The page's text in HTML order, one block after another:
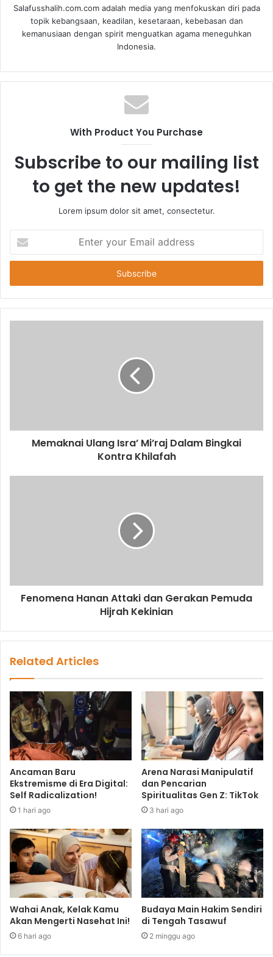
Salafusshalih.com.com adalah media yang menfokuskan diri pada
topik kebangsaan, keadilan, kesetaraan, kebebasan dan
kemanusiaan dengan spirit menguatkan agama meneguhkan
Indonesia.
With Product You Purchase
Subscribe to our mailing list
to get the new updates!
Lorem ipsum dolor sit amet, consectetur.
t
r
y
Memaknai Ulang Isra’ Mi’raj Dalam Bingkai
Kontra Khilafah
Fenomena Hanan Attaki dan Gerakan Pemuda
Hijrah Kekinian
Related Articles
Ancaman Baru
Ekstremisme di Era Digital:
Self Radicalization!
1 hari ago
Arena Narasi Manipulatif
dan Pencarian
Spiritualitas Gen Z: TikTok
3 hari ago
Wahai Anak, Kelak Kamu
Akan Mengerti Nasehat Ini!
6 hari ago
Budaya Main Hakim Sendiri
di Tengah Tasawuf
2 minggu ago